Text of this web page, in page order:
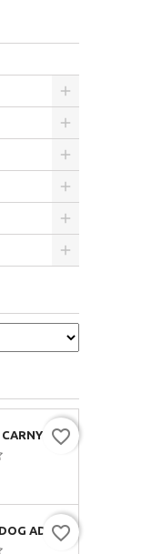
ANIMONDA CARNY ADULT МУЛЬТИМЯСНОЙ КОКТЕЙЛЬ, 400Г
favorite_border
VINCENT FIDOG ADULT (ГОВЯДИНА)
favorite_border